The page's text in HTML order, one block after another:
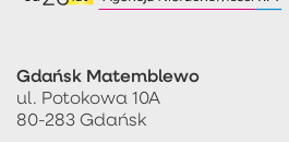
Gdańsk Matemblewo
ul. Potokowa 10A
80-283 Gdańsk